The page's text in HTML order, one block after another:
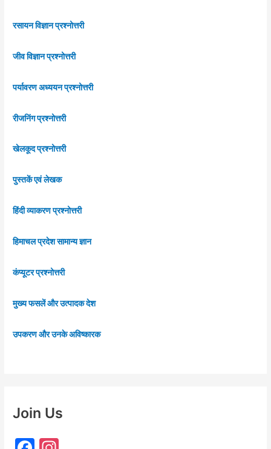
रसायन विज्ञान प्रश्नोत्तरी
जीव विज्ञान प्रश्नोत्तरी
पर्यावरण अध्ययन प्रश्नोत्तरी
रीजनिंग प्रश्नोत्तरी
खेलकूद प्रश्नोत्तरी
पुस्तकें एवं लेखक
हिंदी व्याकरण प्रश्नोत्तरी
हिमाचल प्रदेश सामान्य ज्ञान
कंप्यूटर प्रश्नोत्तरी
मुख्य फसलें और उत्पादक देश
उपकरण और उनके अविष्कारक
Join Us